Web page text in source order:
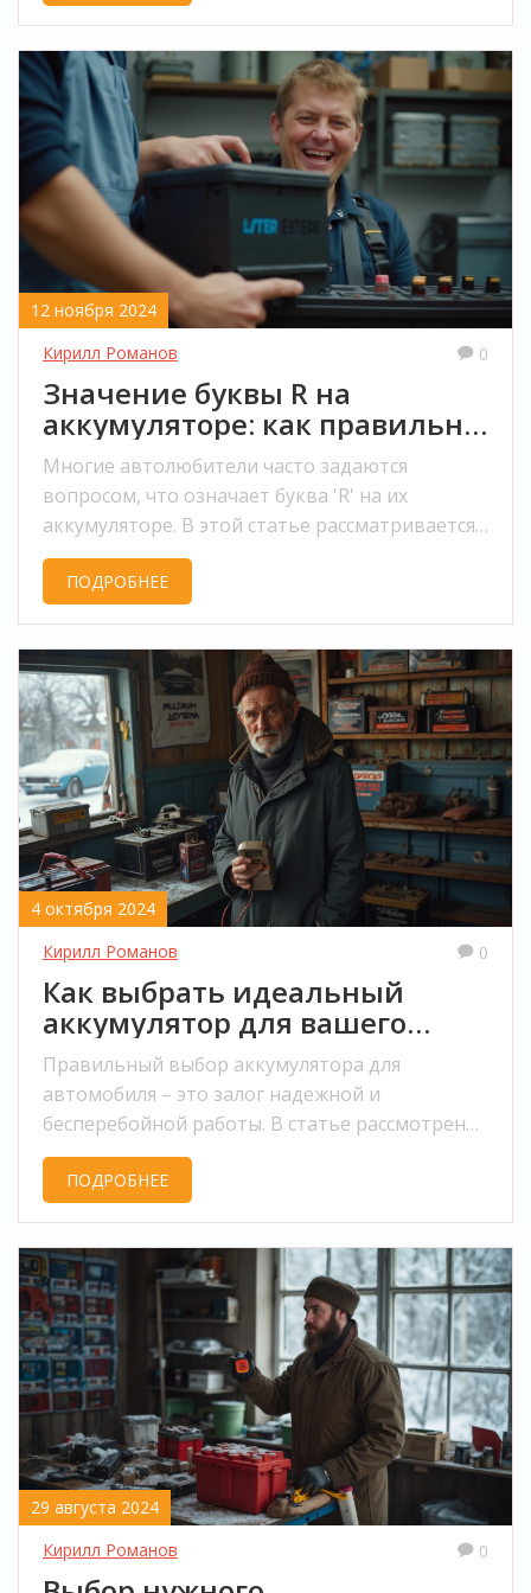
12 ноября 2024
Кирилл Романов
0
Значение буквы R на
аккумуляторе: как правильно
выбрать
Многие автолюбители часто задаются
вопросом, что означает буква 'R' на их
аккумуляторе. В этой статье рассматривается
роль и значение данной маркировки, как она
влияет на подключение батареи, и пошагово
правильного аккумулятора для вашего
автомобиля. Также обсуждаются различия
между правым и левым полюсами и то, как это
связано с буквой 'R'.
ПОДРОБНЕЕ
4 октября 2024
Кирилл Романов
0
Как выбрать идеальный
аккумулятор для вашего
автомобиля
Правильный выбор аккумулятора для
автомобиля – это залог надежной и
бесперебойной работы. В статье рассмотрены
различные типы аккумуляторов, их
характеристики, советы по выбору и уходу, а
потребностей перед покупкой. Разделы
помогут разобраться в основных нюансах,
чтобы избежать распространенных ошибок.
ПОДРОБНЕЕ
29 августа 2024
Кирилл Романов
0